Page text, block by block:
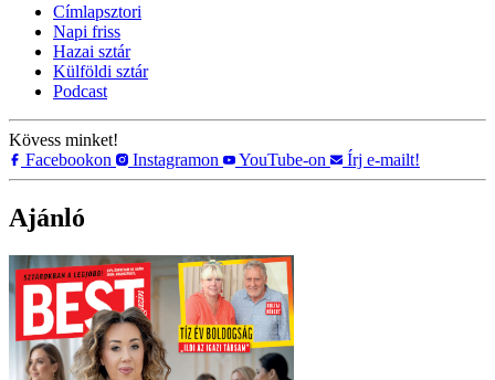
Címlapsztori
Napi friss
Hazai sztár
Külföldi sztár
Podcast
Kövess minket!
Facebookon
Instagramon YouTube-on Írj e-mailt!
Ajánló